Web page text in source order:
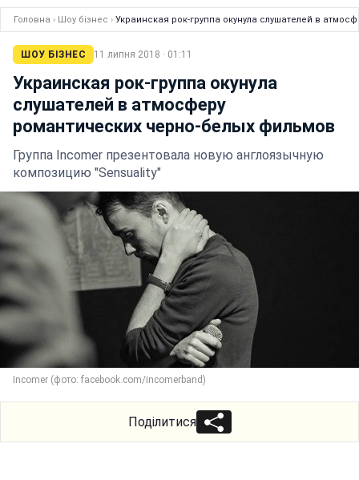
Головна › Шоу бізнес › Украинская рок-группа окунула слушателей в
ШОУ БІЗНЕС 11 липня 2018 · 01:11
Украинская рок-группа окунула
слушателей в атмосферу
романтических черно-белых фильмов
Группа Incomer презентовала новую англоязычную
композицию "Sensuality"
Incomer (фото: facebook.com/incomerband)
Поділитися